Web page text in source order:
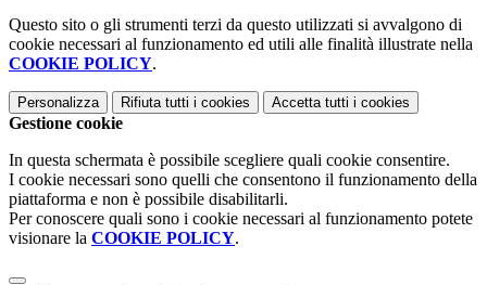
Questo sito o gli strumenti terzi da questo utilizzati si avvalgono di
cookie necessari al funzionamento ed utili alle finalità illustrate nella
COOKIE POLICY.
Personalizza Rifiuta tutti i cookies Accetta tutti i cookies
Gestione cookie
In questa schermata è possibile scegliere quali cookie consentire.
I cookie necessari sono quelli che consentono il funzionamento della
piattaforma e non è possibile disabilitarli.
Per conoscere quali sono i cookie necessari al funzionamento potete
visionare la COOKIE POLICY.